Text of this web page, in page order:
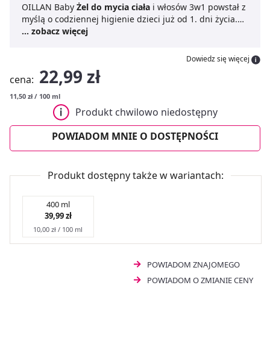
OILLAN Baby Żel do mycia ciała i włosów 3w1 powstał z
myślą o codziennej higienie dzieci już od 1. dni życia.
Kosmetyk doskonale pielęgnuje włosy oraz wrażliwą
marki OILLAN Baby pozwala na delikatne, ale i
gwarantuje również nawilżenie skóry oraz złagodzenie
kąpiel staje się przyjemnością.
... zobacz więcej
Dowiedz się więcej
cena: 22,99 zł
11,50 zł / 100 ml
Produkt chwilowo niedostępny
POWIADOM MNIE O DOSTĘPNOŚCI
Produkt dostępny także w wariantach:
400 ml
39,99 zł
10,00 zł / 100 ml
POWIADOM ZNAJOMEGO
POWIADOM O ZMIANIE CENY